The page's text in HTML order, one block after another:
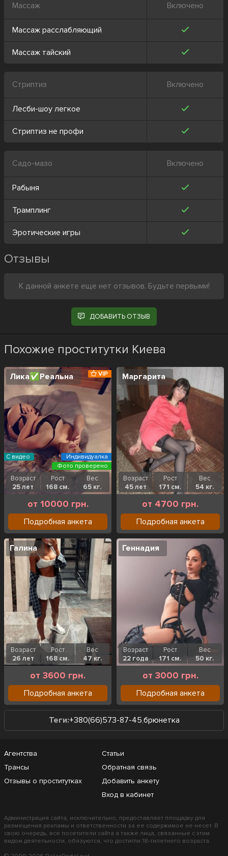
Массаж Включено
Массаж расслабляющий
Массаж тайский
Стриптиз Включено
Лесби-шоу легкое
Стриптиз не профи
Садо-мазо Включено
Рабыня
Трамплинг
Эротические игры
Отзывы
К данной анкете еще нет отзывов. Будьте первыми!
ДОБАВИТЬ ОТЗЫВ
Похожие проститутки Киева
Лика✅️Реальна
Возраст
25 лет
Рост
168 см.
Вес
65 кг.
от 10000 грн.
Подробная анкета
VIP
С видео
Фото проверено
Индивидуалка
Маргарита
Возраст
45 лет
Рост
171 см.
Вес
54 кг.
от 4700 грн.
Подробная анкета
Галина
Возраст
26 лет
Рост
168 см.
Вес
47 кг.
от 3600 грн.
Подробная анкета
Геннадия
Возраст
22 года
Рост
171 см.
Вес
50 кг.
от 3000 грн.
Подробная анкета
Теги:+380(66)573-87-45,брюнетка
Агентства
Трансы
Отзывы о проститутках
Статьи
Обратная связь
Добавить анкету
Вход в кабинет
Администрация сайта, исключительно, предоставляет площадку для
размещения рекламы и ответственности за ее содержимое не несет. В
свою очередь, все посетители сайта а также лица, связанные с этим
видом деятельности, обязуются, что достигли 18-тилетнего возраста.